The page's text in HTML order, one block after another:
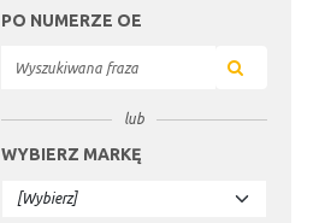
PO NUMERZE OE
lub
WYBIERZ MARKĘ